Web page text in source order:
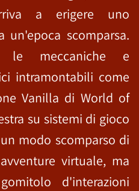
a erigere uno
scomparsa.
le meccaniche e
intramontabili come
Vanilla di World of
su sistemi di gioco
modo scomparso di
virtuale, ma
d'interazioni